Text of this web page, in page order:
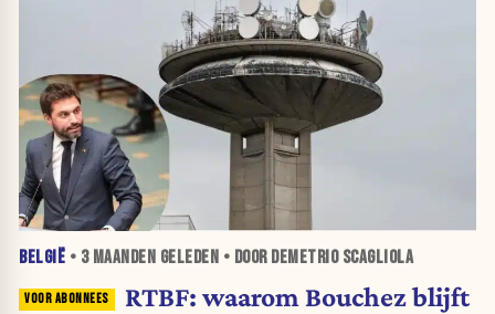
BELGIË • 3 MAANDEN GELEDEN • DOOR DEMETRIO SCAGLIOLA
RTBF: waarom Bouchez blijft